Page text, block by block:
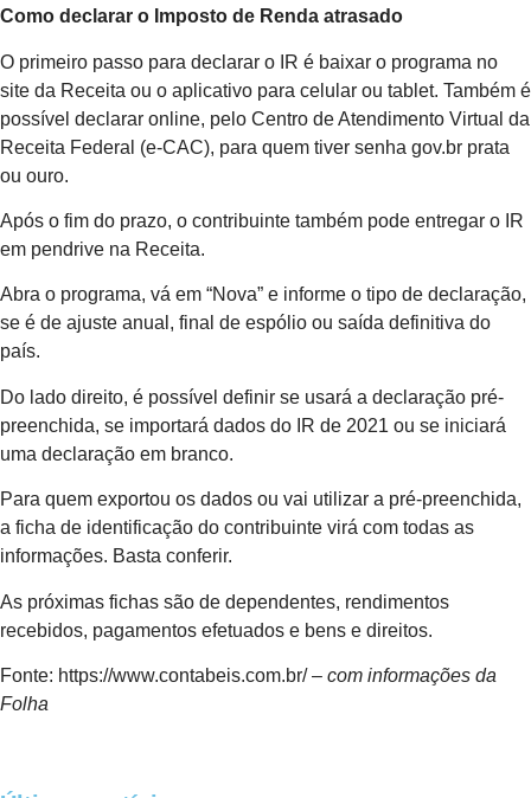
Como declarar o Imposto de Renda atrasado
O primeiro passo para declarar o IR é baixar o programa no
site da Receita ou o aplicativo para celular ou tablet. Também é
possível declarar online, pelo Centro de Atendimento Virtual da
Receita Federal (e-CAC), para quem tiver senha gov.br prata
ou ouro.
Após o fim do prazo, o contribuinte também pode entregar o IR
em pendrive na Receita.
Abra o programa, vá em “Nova” e informe o tipo de declaração,
se é de ajuste anual, final de espólio ou saída definitiva do
país.
Do lado direito, é possível definir se usará a declaração pré-
preenchida, se importará dados do IR de 2021 ou se iniciará
uma declaração em branco.
Para quem exportou os dados ou vai utilizar a pré-preenchida,
a ficha de identificação do contribuinte virá com todas as
informações. Basta conferir.
As próximas fichas são de dependentes, rendimentos
recebidos, pagamentos efetuados e bens e direitos.
Fonte: https://www.contabeis.com.br/ – com informações da
Folha